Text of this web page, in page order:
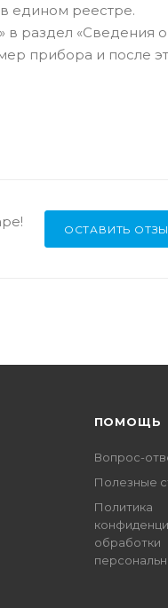
едином реестре.
в раздел «Сведения о
прибора и после
ОСТАВИТЬ
ПОМОЩЬ
Вопрос-
Полезные
Политика
обработки